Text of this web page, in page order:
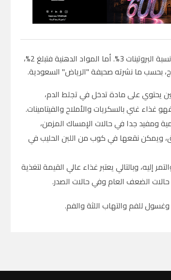
تعتبر فاكهة التين من الفواكه الغنية بالكربوهيدرات، حيث تبلغ نسبته 73%، ونسبة البروتينات 3%. أما المواد الدهنية فتبلغ 2%،
بحسب ما نشرته صحيفة "الرياض" السعودية.
يحتوي على مادة تدخل في تجلط الدم،
غذاء غني بالسكريات والأملاح والفيتامينات.
ومفيد جدا في حالات الإمساك المزمن،
ويمكن نقعها في كوب من اللبن الحليب في
وبالتالي يعتبر غذاء عالي القيمة لتغذية
حالات الضعف العام وفي حالات الصدر.
للفم والتهاب اللثة والفم.